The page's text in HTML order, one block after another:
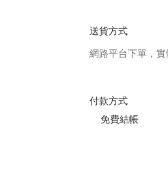
送貨方式
網路平台下單，
付款方式
免費結帳